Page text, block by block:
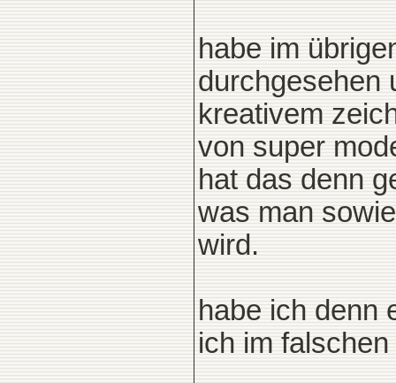
habe im
durchgesehen
kreativem
von super
hat das denn
was man
wird.
habe ich denn
ich im